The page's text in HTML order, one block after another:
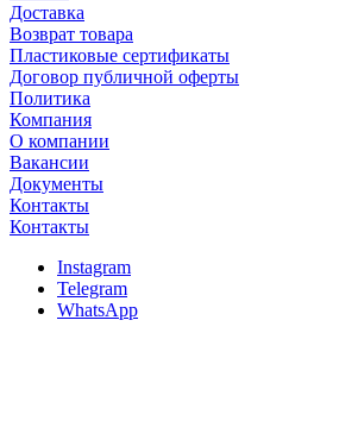
Доставка
Возврат товара
Пластиковые сертификаты
Договор публичной оферты
Политика
Компания
О компании
Вакансии
Документы
Контакты
Контакты
Instagram
Telegram
WhatsApp